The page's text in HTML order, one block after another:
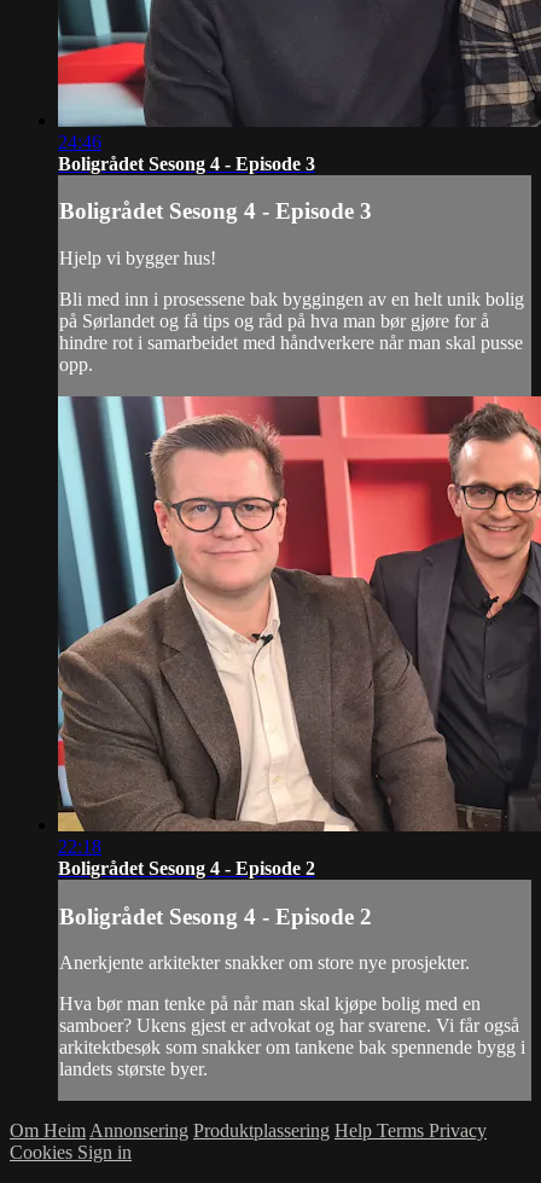
24:46
Boligrådet Sesong 4 - Episode 3
Boligrådet Sesong 4 - Episode 3
Hjelp vi bygger hus!
Bli med inn i prosessene bak byggingen av en helt unik bolig
på Sørlandet og få tips og råd på hva man bør gjøre for å
hindre rot i samarbeidet med håndverkere når man skal pusse
opp.
22:18
Boligrådet Sesong 4 - Episode 2
Boligrådet Sesong 4 - Episode 2
Anerkjente arkitekter snakker om store nye prosjekter.
Hva bør man tenke på når man skal kjøpe bolig med en
samboer? Ukens gjest er advokat og har svarene. Vi får også
arkitektbesøk som snakker om tankene bak spennende bygg i
landets største byer.
Om Heim Annonsering Produktplassering Help Terms Privacy
Cookies Sign in